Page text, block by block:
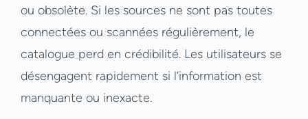
ou obsolète. Si les sources ne sont pas toutes
connectées ou scannées régulièrement, le
catalogue perd en crédibilité. Les utilisateurs se
désengagent rapidement si l’information est
manquante ou inexacte.